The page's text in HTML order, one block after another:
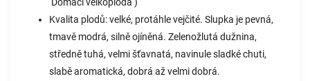
‘Domácí velkoplodá‘)
Kvalita plodů: velké, protáhle vejčité. Slupka je pevná,
tmavě modrá, silně ojíněná. Zelenožlutá dužnina,
středně tuhá, velmi šťavnatá, navinule sladké chuti,
slabě aromatická, dobrá až velmi dobrá.